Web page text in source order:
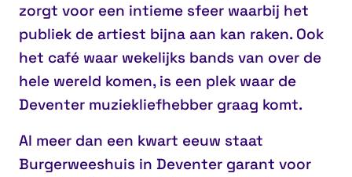
zorgt voor een intieme sfeer waarbij het
publiek de artiest bijna aan kan raken. Ook
het café waar wekelijks bands van over de
hele wereld komen, is een plek waar de
Deventer muziekliefhebber graag komt.
Al meer dan een kwart eeuw staat
Burgerweeshuis in Deventer garant voor